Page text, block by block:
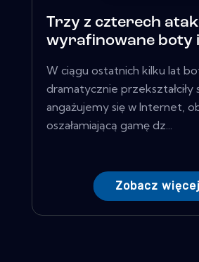
Trzy z czterech
wyrafinowane boty
W ciągu ostatnich kilku lat
dramatycznie przekształciły
angażujemy się w Internet,
oszałamiającą gamę dz...
Zobacz więcej